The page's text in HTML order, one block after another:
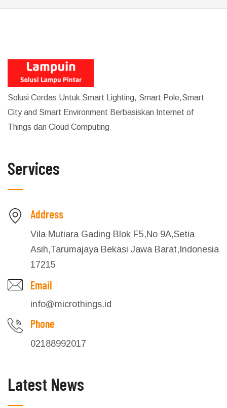
Solusi Cerdas Untuk Smart Lighting, Smart Pole,Smart
City and Smart Environment Berbasiskan Internet of
Things dan Cloud Computing
Services
Address
Vila Mutiara Gading Blok F5,No 9A,Setia
Asih,Tarumajaya Bekasi Jawa Barat,Indonesia
17215
Email
info@microthings.id
Phone
02188992017
Latest News